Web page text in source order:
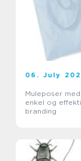
06. July
Muleposer
enkel og
branding